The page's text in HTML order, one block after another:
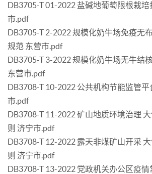
DB3705-T 01-2022 盐碱地葡萄限根栽培
市.pdf
DB3705-T 2-2022 规模化奶牛场免疫无
规范 东营市.pdf
DB3705-T 3-2022 规模化奶牛场无牛结
东营市.pdf
DB3708-T 10-2022 公共机构节能监管平
市.pdf
DB3708-T 11-2022 矿山地质环境治理
则 济宁市.pdf
DB3708-T 12-2022 露天非煤矿山开采
则 济宁市.pdf
DB3708-T 13-2022 党政机关办公区疫